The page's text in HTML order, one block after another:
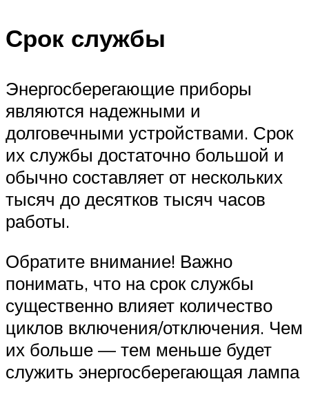
Срок службы
Энергосберегающие приборы
являются надежными и
долговечными устройствами. Срок
их службы достаточно большой и
обычно составляет от нескольких
тысяч до десятков тысяч часов
работы.
Обратите внимание! Важно
понимать, что на срок службы
существенно влияет количество
циклов включения/отключения. Чем
их больше — тем меньше будет
служить энергосберегающая лампа